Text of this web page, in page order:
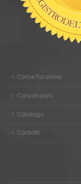
Come funziona
Convenzioni
Catalogo
Contatti